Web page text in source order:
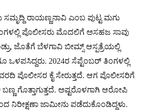
ಸಮೃದ್ದಿ ರಾಯಣ್ಣನಾವಿ ಎಂಬ ಪುಟ್ಟ ಮಗು
ತಿಂಗಳಲ್ಲಿ ಪೊಲೀಸರು ಮೊದಲಿಗೆ ಅಸಹಜ ಸಾವು
ಜೊತೆಗೆ ಬೆಳಗಾವಿ ಬೀಮ್ಸ್ ಆಸ್ಪತ್ರೆಯಲ್ಲಿ
ಒಳಪಸಿದ್ದರು. 2024ರ ಸೆಪ್ಟೆಂಬರ್ ತಿಂಗಳಲ್ಲಿ
ಪೊಲೀಸರ ಕೈ ಸೇರುತ್ತದೆ. ಆಗ ಪೊಲೀಸರಿಗೆ
ಗೊತ್ತಾಗುತ್ತದೆ. ‌ಅಷ್ಟರೊಳಗಾಗಿ ಆರೋಪಿ
ನಿರೀಕ್ಷಣಾ ಜಾಮೀನು ಪಡೆದುಕೊಂಡಿದ್ದಳು.